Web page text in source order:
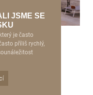
JSME SE
je často
příliš rychlý,